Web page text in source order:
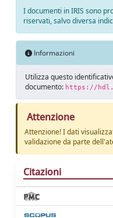
I documenti in IRIS sono
riservati, salvo diversa
Informazioni
Utilizza questo
documento: https://
Attenzione
Attenzione! I dati
validazione da parte
Citazioni